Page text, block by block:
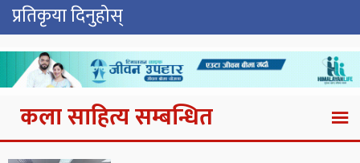
प्रतिकृया दिनुहोस्
कला साहित्य सम्बन्धित